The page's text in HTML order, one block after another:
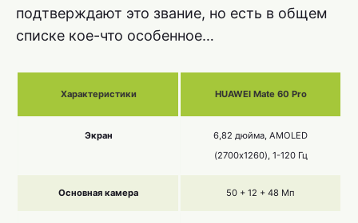
подтверждают это звание, но есть в общем
списке кое-что особенное…
Характеристики HUAWEI Mate 60 Pro
Экран
6,82 дюйма, AMOLED
(2700х1260), 1-120 Гц
Основная камера 50 + 12 + 48 Мп